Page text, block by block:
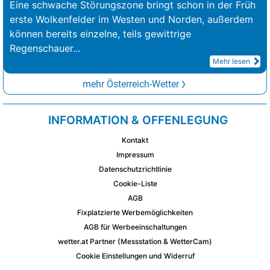
Eine schwache Störungszone bringt schon in der Früh
erste Wolkenfelder im Westen und Norden, außerdem
können bereits einzelne, teils gewittrige
Regenschauer...
Mehr lesen
mehr Österreich-Wetter
INFORMATION & OFFENLEGUNG
Kontakt
Impressum
Datenschutzrichtlinie
Cookie-Liste
AGB
Fixplatzierte Werbemöglichkeiten
AGB für Werbeeinschaltungen
wetter.at Partner (Messstation & WetterCam)
Cookie Einstellungen und Widerruf